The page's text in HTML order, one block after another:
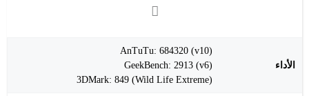
الأداء
AnTuTu: 684320 (v10)
GeekBench: 2913 (v6)
3DMark: 849 (Wild Life Extreme)